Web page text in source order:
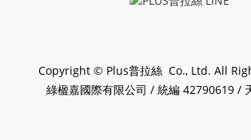
Copyright © Plus普拉絲 Co., Ltd. All
綠楹嘉國際有限公司 / 統編 42790619 /